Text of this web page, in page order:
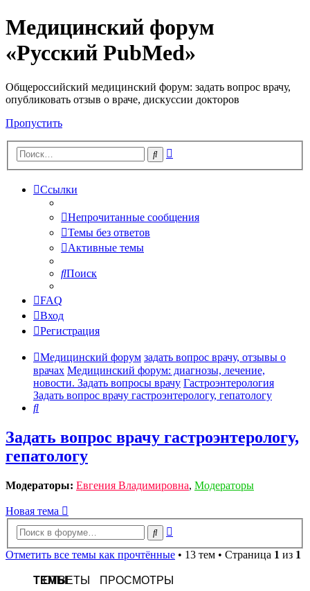
Медицинский форум
«Русский PubMed»
Общероссийский медицинский форум: задать вопрос врачу,
опубликовать отзыв о враче, дискуссии докторов
Пропустить
Поиск
Ссылки
Непрочитанные сообщения
Темы без ответов
Активные темы
Поиск
FAQ
Вход
Регистрация
Медицинский форум задать вопрос врачу, отзывы о
врачах Медицинский форум: диагнозы, лечение,
новости. Задать вопросы врачу Гастроэнтерология
Задать вопрос врачу гастроэнтерологу, гепатологу
Поиск
Задать вопрос врачу гастроэнтерологу,
гепатологу
Модераторы: Евгения Владимировна, Модераторы
Новая тема
Поиск
Отметить все темы как прочтённые • 13 тем • Страница 1 из 1
ТЕМЫ
ОТВЕТЫ
ПРОСМОТРЫ